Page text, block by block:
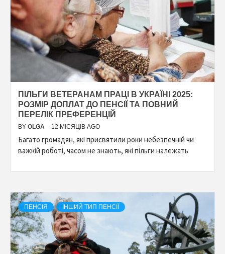
ПІЛЬГИ ВЕТЕРАНАМ ПРАЦІ В УКРАЇНІ 2025:
РОЗМІР ДОПЛАТ ДО ПЕНСІЇ ТА ПОВНИЙ
ПЕРЕЛІК ПРЕФЕРЕНЦІЙ
BY OLGA 12 МІСЯЦІВ AGO
Багато громадян, які присвятили роки небезпечній чи
важкій роботі, часом не знають, які пільги належать
ПЕНСІЯ ІНШИЙ ТИП ПЕНСІЇ